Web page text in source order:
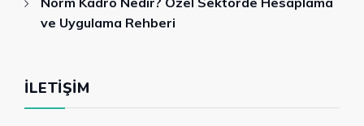
ve Uygulama Rehberi
İLETIŞIM